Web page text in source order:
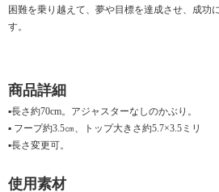
困難を乗り越えて、夢や目標を達成させ、成功
す。
商品詳細
▪長さ約70cm。アジャスターなしのかぶり。
▪ フープ約3.5㎝、トップ大きさ約5.7×3.5ミリ
▪長さ変更可。
使用素材